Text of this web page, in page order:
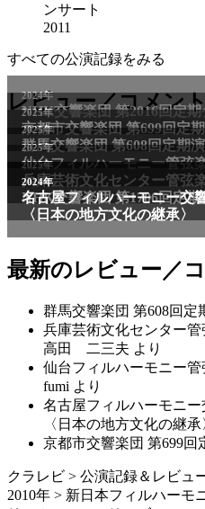
ンサート
2011
すべての公演記録をみる
レビュー／コメン
2024年
NHK交響楽団 第2016回定
2025年
京都市交響楽団 第699回定
2025年
群馬交響楽団 第608回定期
2025年
仙台フィルハーモニー管弦
2025年
兵庫芸術文化センター管弦
2011年
NHK交響楽団 第1706回定
2024年
名古屋フィルハーモニー交
〈日本の地方文化の継承〉
最新のレビュー／
群馬交響楽団 第608回定
兵庫芸術文化センター
高田 二三夫 より
仙台フィルハーモニー
fumi より
名古屋フィルハーモニ
〈日本の地方文化の継承
京都市交響楽団 第699回
クラレビ > 公演記録＆レビュ
2010年 > 新日本フィルハーモ